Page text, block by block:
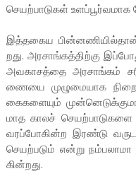
செயற்­பா­டுகள்
இத்­த­கைய
றது. அர­சாங்­கத்­திற்கு
அவ­கா­சத்தை அர­சாங்கம்
ணையை முழு­மை­யாக
கை­க­ளையும்
மாத காலச்
வரப்­போ­கின்ற இரண்டு
செயற்­படும் என்று
கின்­றது.